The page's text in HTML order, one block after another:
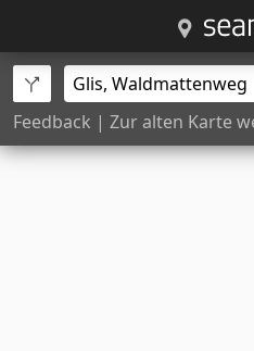
Feedback | Zur alten Karte